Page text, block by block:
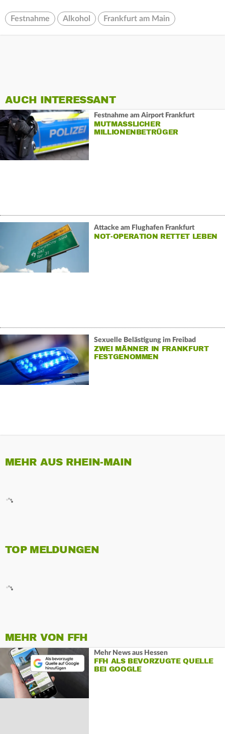
Festnahme Alkohol Frankfurt am Main
AUCH INTERESSANT
Festnahme am Airport Frankfurt
MUTMASSLICHER M
ILLIONENBETRÜGER G
Attacke am Flughafen Frankfurt
NOT-OPERATION RETTET LEBEN
Sexuelle Belästigung im Freibad
ZWEI MÄNNER IN FRANKFURT
FESTGENOMMEN
MEHR AUS RHEIN-MAIN
TOP MELDUNGEN
MEHR VON FFH
Mehr News aus Hessen
FFH ALS BEVORZUGTE QUELLE
BEI GOOGLE